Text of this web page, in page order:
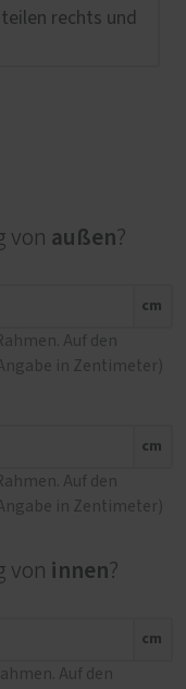
von außen?
cm
Auf den
in Zentimeter)
cm
Auf den
in Zentimeter)
von innen?
cm
Auf den